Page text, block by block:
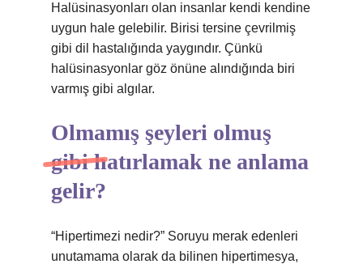
Halüsinasyonları olan insanlar kendi kendine
uygun hale gelebilir. Birisi tersine çevrilmiş
gibi dil hastalığında yaygındır. Çünkü
halüsinasyonlar göz önüne alındığında biri
varmış gibi algılar.
Olmamış şeyleri olmuş
gibi hatırlamak ne anlama
gelir?
“Hipertimezi nedir?” Soruyu merak edenleri
unutamama olarak da bilinen hipertimesya,